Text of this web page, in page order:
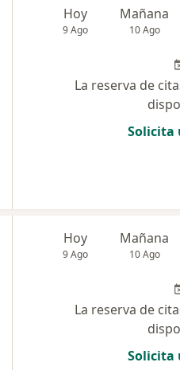
Hoy
9 Ago
Mañana
10 Ago
La reserva de
Solicita
Hoy
9 Ago
Mañana
10 Ago
La reserva de
Solicita